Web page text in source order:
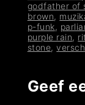
godfather of
brown,
p-funk,
purple rain,
stone,
Geef